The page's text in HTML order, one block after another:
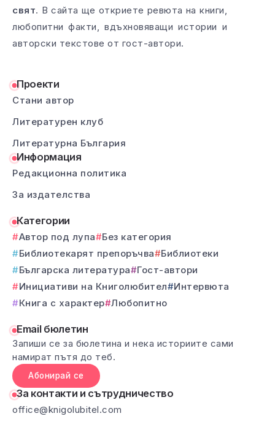
свят. В сайта ще откриете ревюта на книги,
любопитни факти, вдъхновяващи истории и
авторски текстове от гост-автори.
Проекти
Стани автор
Литературен клуб
Литературна България
Информация
Редакционна политика
За издателства
Категории
Автор под лупа
Без категория
Библиотекарят препоръчва
Библиотеки
Българска литература
Гост-автори
Инициативи на Книголюбител
Интервюта
Книга с характер Любопитно
Email бюлетин
Запиши се за бюлетина и нека историите сами
намират пътя до теб.
Абонирай се
За контакти и сътрудничество
office@knigolubitel.com